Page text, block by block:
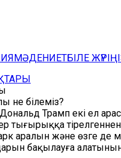
МӘДЕНИЕТБІЛЕ
не білеміз?
Трамп екі ел
тығырыққа
аралын және өзге де
бақылауға алатынын